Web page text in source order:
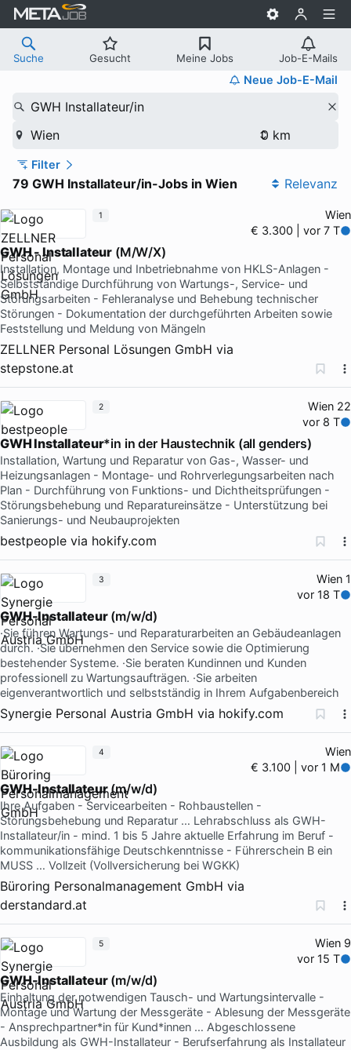
Suche Gesucht Meine Jobs Job-E-Mails
Neue Job-E-Mail
GWH Installateur/in
Wien
Filter
79 GWH Installateur/in-Jobs in Wien Relevanz
Wien
€ 3.300 | vor 7 T
GWH - Installateur (M/W/X)
Installation, Montage und Inbetriebnahme von HKLS-Anlagen -
Selbstständige Durchführung von Wartungs-, Service- und
Störungsarbeiten - Fehleranalyse und Behebung technischer
Störungen - Dokumentation der durchgeführten Arbeiten sowie
Feststellung und Meldung von Mängeln
ZELLNER Personal Lösungen GmbH via
stepstone.at
1
Wien 22
vor 8 T
GWH Installateur*in in der Haustechnik (all genders)
Installation, Wartung und Reparatur von Gas-, Wasser- und
Heizungsanlagen - Montage- und Rohrverlegungsarbeiten nach
Plan - Durchführung von Funktions- und Dichtheitsprüfungen -
Störungsbehebung und Reparatureinsätze - Unterstützung bei
Sanierungs- und Neubauprojekten
bestpeople via hokify.com
2
Wien 1
vor 18 T
GWH-Installateur(m/w/d)
·Sie führen Wartungs- und Reparaturarbeiten an Gebäudeanlagen
durch. ·Sie übernehmen den Service sowie die Optimierung
bestehender Systeme. ·Sie beraten Kundinnen und Kunden
professionell zu Wartungsaufträgen. ·Sie arbeiten
eigenverantwortlich und selbstständig in Ihrem Aufgabenbereich
Synergie Personal Austria GmbH via hokify.com
3
Wien
€ 3.100 | vor 1 M
GWH-Installateur(m/w/d)
Ihre Aufgaben - Servicearbeiten - Rohbaustellen -
Störungsbehebung und Reparatur … Lehrabschluss als GWH-
Installateur/in - mind. 1 bis 5 Jahre aktuelle Erfahrung im Beruf -
kommunikationsfähige Deutschkenntnisse - Führerschein B ein
MUSS … Vollzeit (Vollversicherung bei WGKK)
Büroring Personalmanagement GmbH via
derstandard.at
4
Wien 9
vor 15 T
GWH-Installateur(m/w/d)
Einhaltung der notwendigen Tausch- und Wartungsintervalle -
Montage und Wartung der Messgeräte - Ablesung der Messgeräte
- Ansprechpartner*in für Kund*innen … Abgeschlossene
Ausbildung als GWH-Installateur - Berufserfahrung als Installateur
5